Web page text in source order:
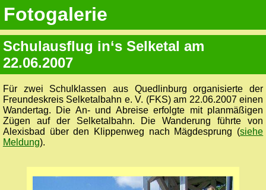
Fotogalerie
Schulausflug in‘s Selketal am
22.06.2007
Für zwei Schulklassen aus Quedlinburg organisierte der
Freundeskreis Selketalbahn e. V. (FKS) am 22.06.2007 einen
Wandertag. Die An- und Abreise erfolgte mit planmäßigen
Zügen auf der Selketalbahn. Die Wanderung führte von
Alexisbad über den Klippenweg nach Mägdesprung (siehe
Meldung).